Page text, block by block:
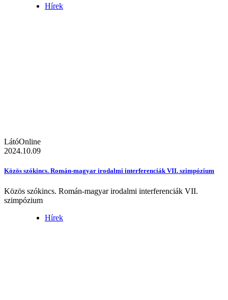
Hírek
LátóOnline
2024.10.09
Közös szókincs. Román-magyar irodalmi interferenciák VII. szimpózium
Közös szókincs. Román-magyar irodalmi interferenciák VII.
szimpózium
Hírek